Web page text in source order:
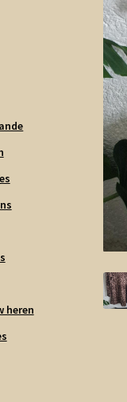
heren